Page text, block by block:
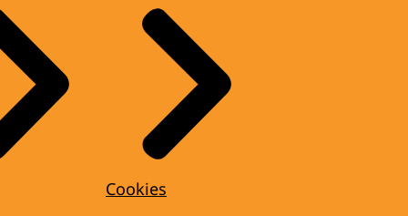
Cookies